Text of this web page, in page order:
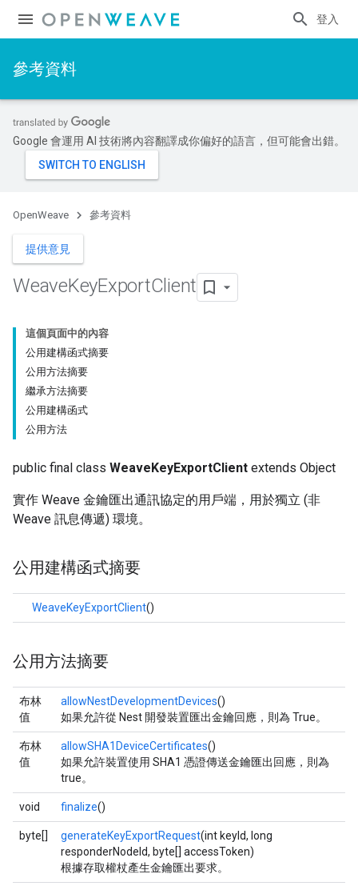
登入
參考資料
Google 會運用 AI 技術將內容翻譯成你偏好的語言，但可能會出錯。
OpenWeave 參考資料
提供意見
WeaveKeyExportClient
這個頁面中的內容
公用建構函式摘要
公用方法摘要
繼承方法摘要
公用建構函式
公用方法
public final class WeaveKeyExportClient extends Object
實作 Weave 金鑰匯出通訊協定的用戶端，用於獨立 (非
Weave 訊息傳遞) 環境。
公用建構函式摘要
WeaveKeyExportClient()
公用方法摘要
布林
值
allowNestDevelopmentDevices()
如果允許從 Nest 開發裝置匯出金鑰回應，則為 True。
布林
值
allowSHA1DeviceCertificates()
如果允許裝置使用 SHA1 憑證傳送金鑰匯出回應，則為
true。
void finalize()
byte[] generateKeyExportRequest(int keyId, long
responderNodeId, byte[] accessToken)
根據存取權杖產生金鑰匯出要求。